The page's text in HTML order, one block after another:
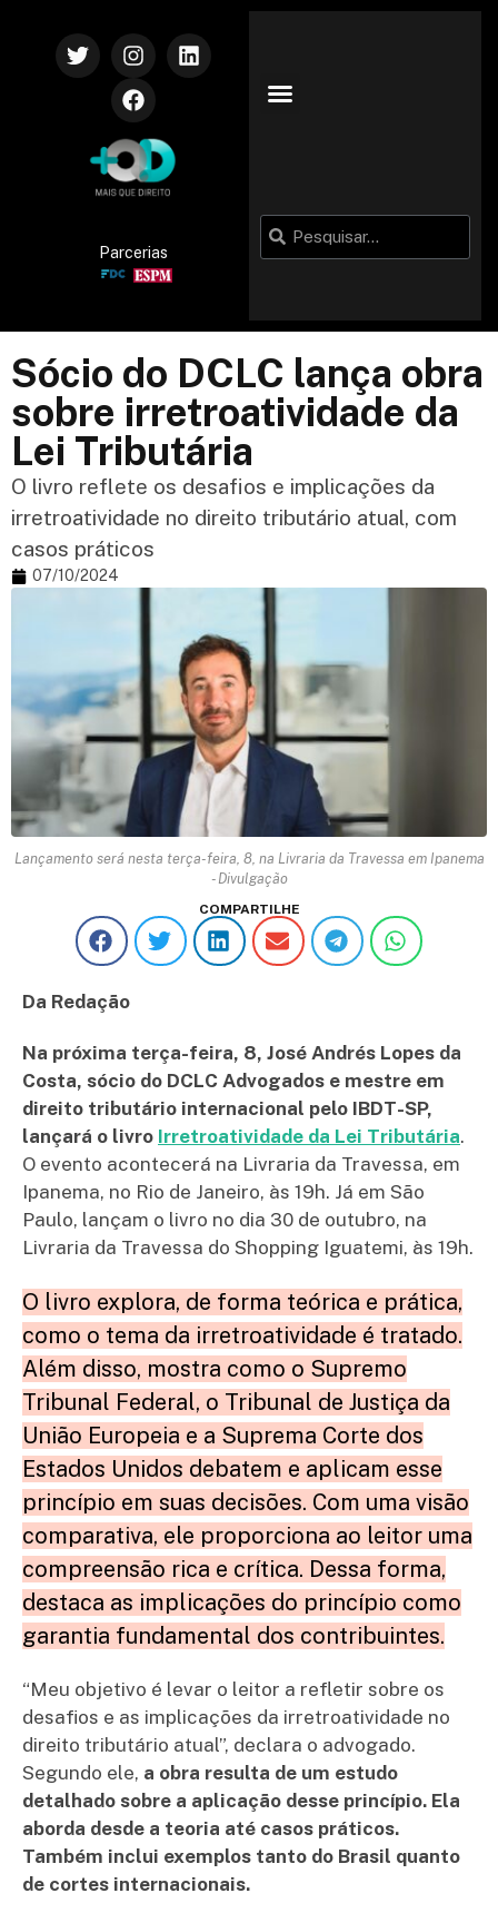
Parcerias
Sócio do DCLC lança obra
sobre irretroatividade da
Lei Tributária
O livro reflete os desafios e implicações da
irretroatividade no direito tributário atual, com
casos práticos
07/10/2024
Lançamento será nesta terça-feira, 8, na Livraria da Travessa em Ipanema
- Divulgação
COMPARTILHE
Da Redação
Na próxima terça-feira, 8, José Andrés Lopes da
Costa, sócio do DCLC Advogados e mestre em
direito tributário internacional pelo IBDT-SP,
lançará o livro Irretroatividade da Lei Tributária.
O evento acontecerá na Livraria da Travessa, em
Ipanema, no Rio de Janeiro, às 19h. Já em São
Paulo, lançam o livro no dia 30 de outubro, na
Livraria da Travessa do Shopping Iguatemi, às 19h.
O livro explora, de forma teórica e prática,
como o tema da irretroatividade é tratado.
Além disso, mostra como o Supremo
Tribunal Federal, o Tribunal de Justiça da
União Europeia e a Suprema Corte dos
Estados Unidos debatem e aplicam esse
princípio em suas decisões. Com uma visão
comparativa, ele proporciona ao leitor uma
compreensão rica e crítica. Dessa forma,
destaca as implicações do princípio como
garantia fundamental dos contribuintes.
“Meu objetivo é levar o leitor a refletir sobre os
desafios e as implicações da irretroatividade no
direito tributário atual”, declara o advogado.
Segundo ele, a obra resulta de um estudo
detalhado sobre a aplicação desse princípio. Ela
aborda desde a teoria até casos práticos.
Também inclui exemplos tanto do Brasil quanto
de cortes internacionais.